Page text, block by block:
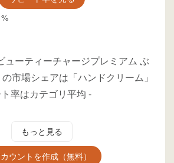
%
ューティーチャージプレミアム ぶ
市場シェアは「ハンドクリーム」
率はカテゴリ平均 -
もっと見る
ウントを作成（無料）